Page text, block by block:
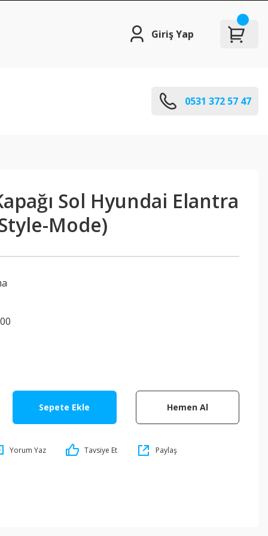
Giriş Yap
0531 372 57 47
Sol Hyundai Elantra
Mode)
Sepete Ekle Hemen Al
Yorum Yaz Tavsiye Et Paylaş